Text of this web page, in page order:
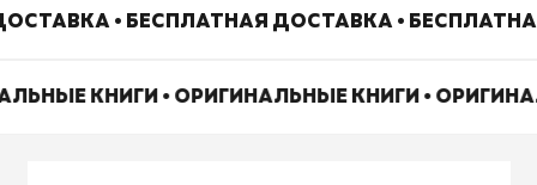
• БЕСПЛАТНАЯ ДОСТАВКА •
КНИГИ • ОРИГИНАЛЬНЫЕ КНИГИ •